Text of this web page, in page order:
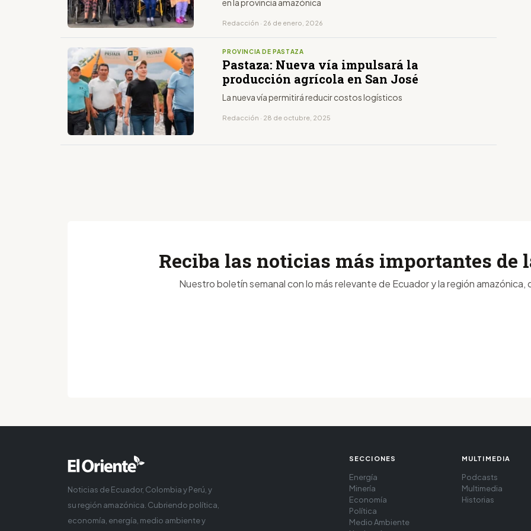
en la provincia amazónica
Redacción · 26 de enero, 2026
PROVINCIA DE PASTAZA
Pastaza: Nueva vía impulsará la
producción agrícola en San José
La nueva vía permitirá reducir costos logísticos
Redacción · 28 de octubre, 2025
Reciba las noticias más importantes de
Nuestro boletín semanal con lo más relevante de Ecuador y la región amazónica,
Noticias de Ecuador, Colombia y Perú, y
su región amazónica. Cubriendo política,
economía, energía, medio ambiente y
SECCIONES
Energía
Minería
Economía
Política
Medio Ambiente
MULTIMEDIA
Podcasts
Multimedia
Historias